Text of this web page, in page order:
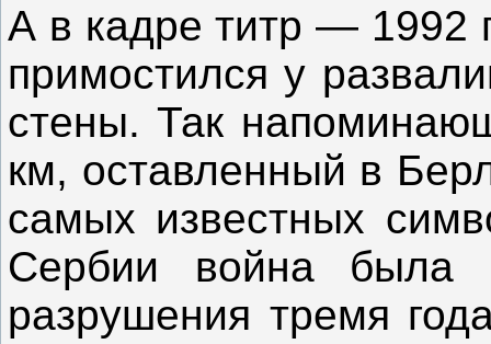
А в кадре титр — 1992
примостился у
стены. Так
км, оставленный в
самых известных
Сербии война была
разрушения тремя